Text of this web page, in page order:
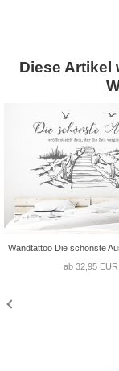
Diese Artikel
Wandtattoo Die schönste
ab 32,95 EUR